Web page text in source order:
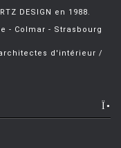
DESIGN en 1988.
- Colmar - Strasbourg
d'intérieur /